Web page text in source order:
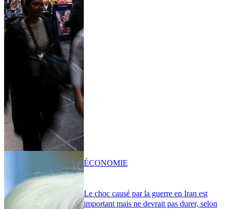
Le choc causé par la guerre en Iran est
important mais ne devrait pas durer, selon
ÉCONOMIE